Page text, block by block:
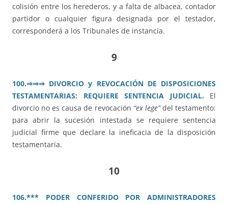
colisión entre los herederos, y a falta de albacea, contador
partidor o cualquier figura designada por el testador,
corresponderá a los Tribunales de instancia.
9
100.⇒⇒⇒ DIVORCIO y REVOCACIÓN DE DISPOSICIONES
TESTAMENTARIAS: REQUIERE SENTENCIA JUDICIAL.El
divorcio no es causa de revocación “ex lege”del testamento:
para abrir la sucesión intestada se requiere sentencia
judicial firme que declare la ineficacia de la disposición
testamentaria.
10
106.*** PODER CONFERIDO POR ADMINISTRADORES